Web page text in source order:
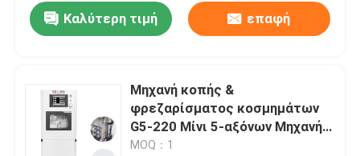
Προϊόντα
Ιδανικό για την κατασκευή
Καλύτερη τιμή επαφή
Μηχανή κοπής &
φρεζαρίσματος κοσμημάτων
G5-220 Μίνι 5-αξόνων Μηχανή
χάραξης κοσμημάτων πέντε
MOQ：1